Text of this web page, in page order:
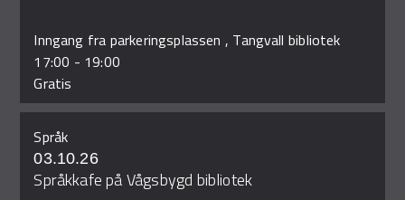
Inngang fra parkeringsplassen , Tangvall bibliotek
17:00 - 19:00
Gratis
Språk
03.10.26
Språkkafe på Vågsbygd bibliotek